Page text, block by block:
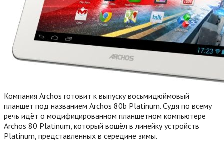
Компания Archos готовит к выпуску восьмидюймовый
планшет под названием Archos 80b Platinum. Судя по всему
речь идёт о модифицированном планшетном компьютере
Archos 80 Platinum, который вошёл в линейку устройств
Platinum, представленных в середине зимы.